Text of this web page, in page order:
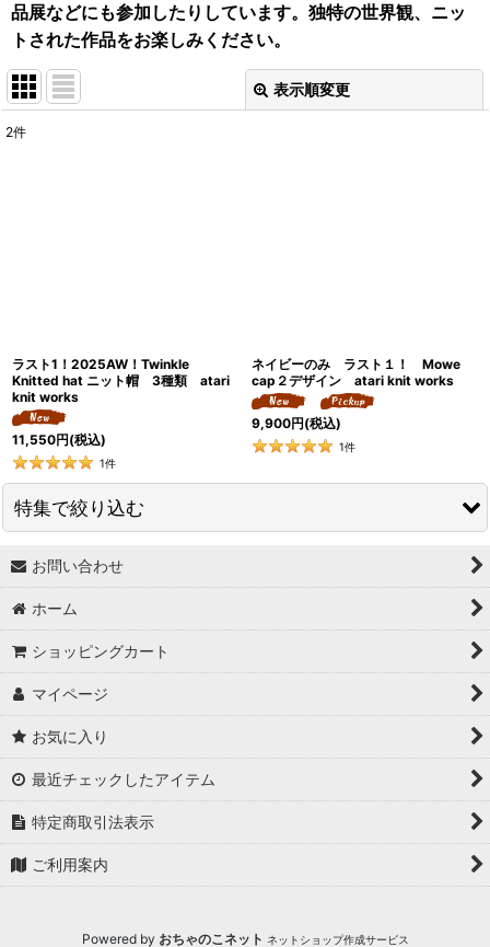
品展などにも参加したりしています。独特の世界観、ニッ
トされた作品をお楽しみください。
表示順変更
2件
ラスト1！2025AW！Twinkle
Knitted hat ニット帽 3種類 atari
knit works
11,550円(税込)
1件
ネイビーのみ ラスト１！ Mowe
cap２デザイン atari knit works
9,900円(税込)
1件
特集で絞り込む
↓ 特集 ↓
★最大６０％OFF SALE★
★BODYコレクション！
★Ethical Life Goods:エシカルライフ商品
★Original Select
お問い合わせ
ホーム
ショッピングカート
マイページ
お気に入り
最近チェックしたアイテム
特定商取引法表示
ご利用案内
Powered by おちゃのこネット ネットショップ作成サービス